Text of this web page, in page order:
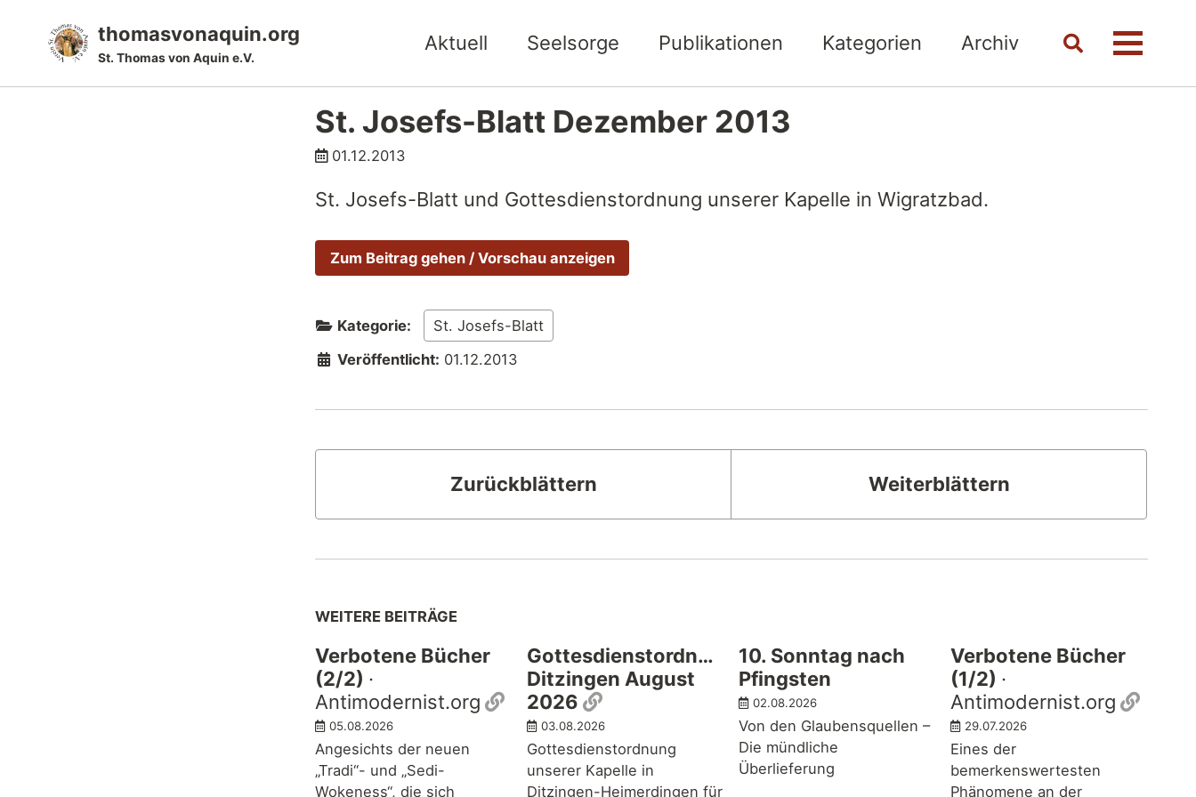
thomasvonaquin.org
St. Thomas von Aquin e.V.
Aktuell Seelsorge Publikationen Kategorien Archiv
ToggleMenü
St. Josefs-Blatt Dezember 2013
01.12.2013
St. Josefs-Blatt und Gottesdienstordnung unserer Kapelle in Wigratzbad.
Zum Beitrag gehen / Vorschau anzeigen
Kategorie:
St. Josefs-Blatt
Veröffentlicht: 01.12.2013
Zurückblättern Weiterblättern
WEITERE BEITRÄGE
Verbotene Bücher
(2/2) ·
Antimodernist.org
Permalink
05.08.2026
Angesichts der neuen
„Tradi“- und „Sedi-
Wokeness“, die sich
Gottesdienstordnung
Ditzingen August
2026
Permalink
03.08.2026
Gottesdienstordnung
unserer Kapelle in
Ditzingen-Heimerdingen für
10. Sonntag nach
Pfingsten
02.08.2026
Von den Glaubensquellen –
Die mündliche
Überlieferung
Verbotene Bücher
(1/2) ·
Antimodernist.org
29.07.2026
Eines der
bemerkenswertesten
Phänomene an der